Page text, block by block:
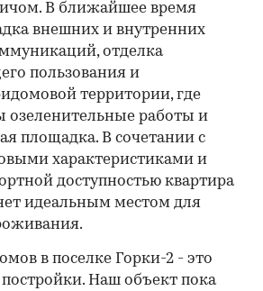
В ближайшее время
внешних и внутренних
отделка
пользования и
территории, где
озеленительные работы и
площадка. В сочетании с
характеристиками и
доступностью квартира
идеальным местом для
в поселке Горки-2 - это
Наш объект пока